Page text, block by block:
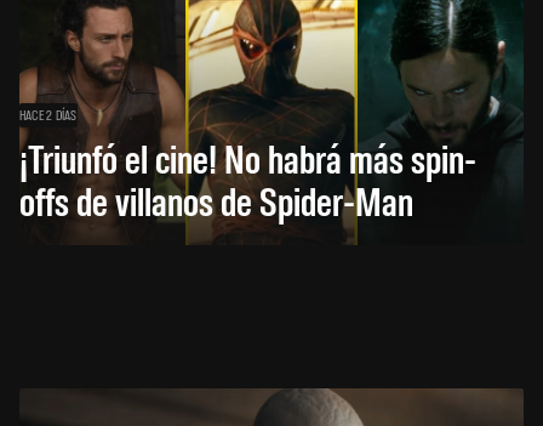
HACE 2 DÍAS
¡Triunfó el cine! No habrá más spin-
offs de villanos de Spider-Man